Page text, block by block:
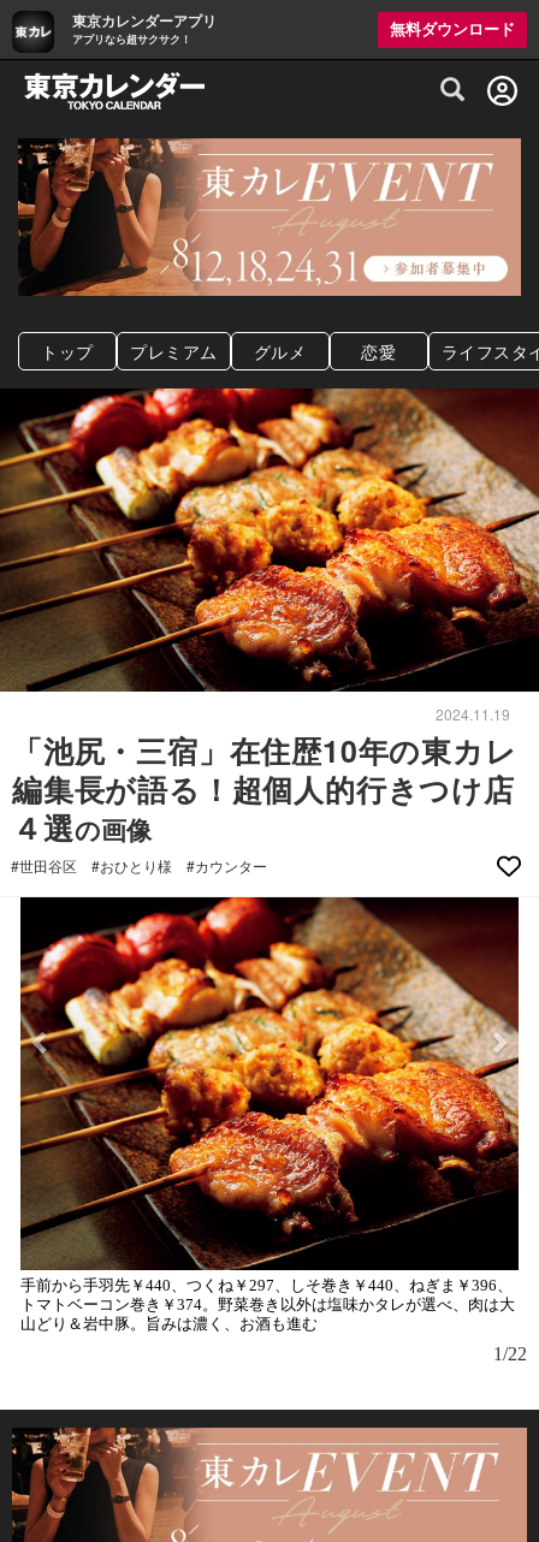
東京カレンダーアプリ
アプリなら超サクサク！
無料ダウンロード
グルメ情報・プレミアムレストラン予約
トップ プレミアム グルメ 恋愛 ライフスタ
2024.11.19
「池尻・三宿」在住歴10年の東カレ
編集長が語る！超個人的行きつけ店
４選の画像
#世田谷区 #おひとり様 #カウンター
手前から手羽先￥440、つくね￥297、しそ巻き￥440、ねぎま￥396、
トマトベーコン巻き￥374。野菜巻き以外は塩味かタレが選べ、肉は大
山どり＆岩中豚。旨みは濃く、お酒も進む
1/22